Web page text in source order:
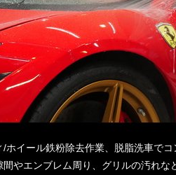
/ホイール鉄粉除去作業、脱脂洗車で
やエンブレム周り、グリルの汚れな